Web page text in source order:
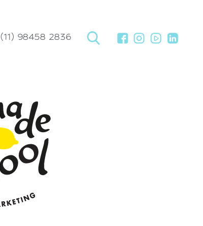
(11) 98458 2836